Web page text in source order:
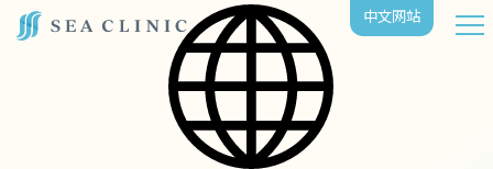
中⽂⽹站